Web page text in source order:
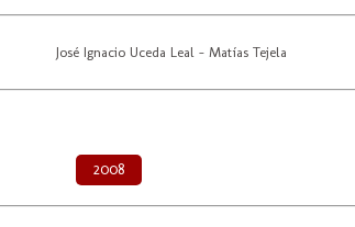
José Ignacio Uceda Leal - Matías Tejela
2008